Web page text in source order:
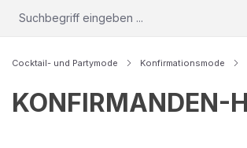
Cocktail- und Partymode Konfirmationsmode
KONFIRMANDEN-